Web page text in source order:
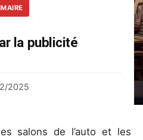
la publicité
2025
salons de l’auto et les